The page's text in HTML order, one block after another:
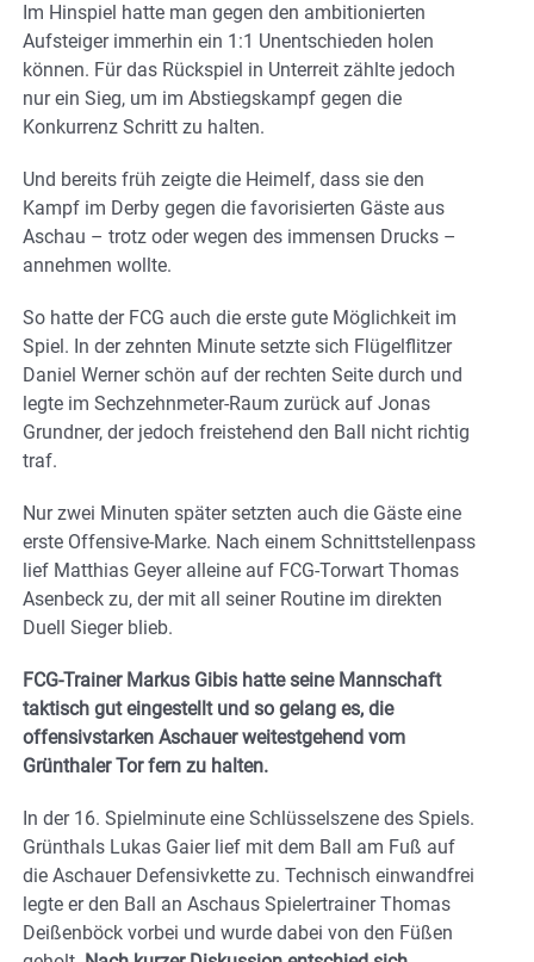
Im Hinspiel hatte man gegen den ambitionierten
Aufsteiger immerhin ein 1:1 Unentschieden holen
können. Für das Rückspiel in Unterreit zählte jedoch
nur ein Sieg, um im Abstiegskampf gegen die
Konkurrenz Schritt zu halten.
Und bereits früh zeigte die Heimelf, dass sie den
Kampf im Derby gegen die favorisierten Gäste aus
Aschau – trotz oder wegen des immensen Drucks –
annehmen wollte.
So hatte der FCG auch die erste gute Möglichkeit im
Spiel. In der zehnten Minute setzte sich Flügelflitzer
Daniel Werner schön auf der rechten Seite durch und
legte im Sechzehnmeter-Raum zurück auf Jonas
Grundner, der jedoch freistehend den Ball nicht richtig
traf.
Nur zwei Minuten später setzten auch die Gäste eine
erste Offensive-Marke. Nach einem Schnittstellenpass
lief Matthias Geyer alleine auf FCG-Torwart Thomas
Asenbeck zu, der mit all seiner Routine im direkten
Duell Sieger blieb.
FCG-Trainer Markus Gibis hatte seine Mannschaft
taktisch gut eingestellt und so gelang es, die
offensivstarken Aschauer weitestgehend vom
Grünthaler Tor fern zu halten.
In der 16. Spielminute eine Schlüsselszene des Spiels.
Grünthals Lukas Gaier lief mit dem Ball am Fuß auf
die Aschauer Defensivkette zu. Technisch einwandfrei
legte er den Ball an Aschaus Spielertrainer Thomas
Deißenböck vorbei und wurde dabei von den Füßen